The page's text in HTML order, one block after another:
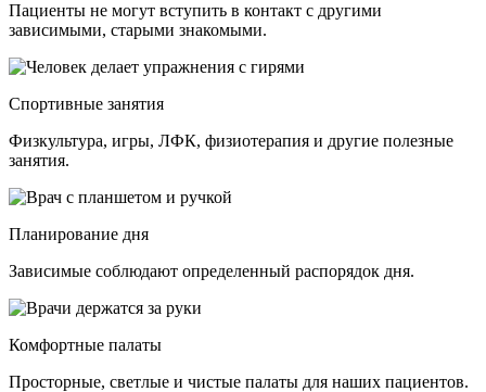
Пациенты не могут вступить в контакт с другими
зависимыми, старыми знакомыми.
Спортивные занятия
Физкультура, игры, ЛФК, физиотерапия и другие полезные
занятия.
Планирование дня
Зависимые соблюдают определенный распорядок дня.
Комфортные палаты
Просторные, светлые и чистые палаты для наших пациентов.